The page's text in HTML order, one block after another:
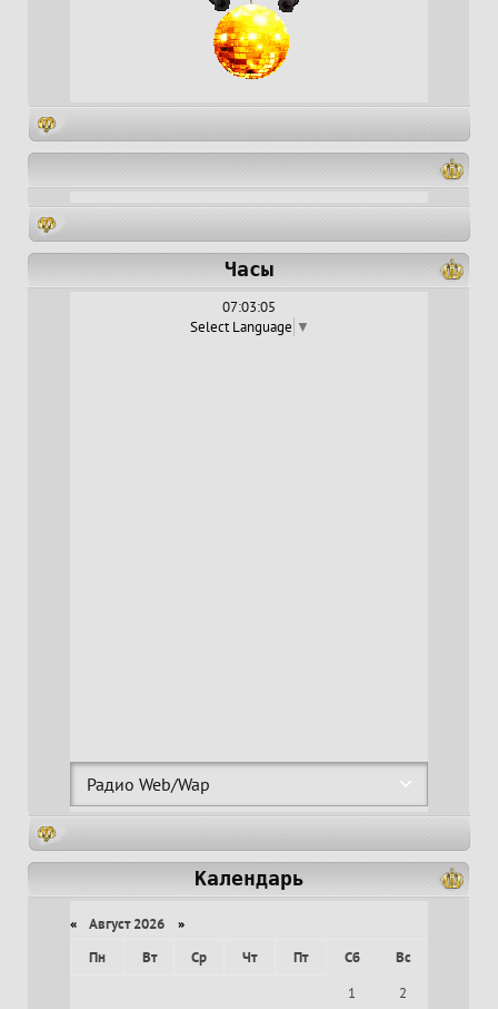
Часы
07:03:06
Select Language ▼
Календарь
« Август 2026 »
Пн
Вт Ср Чт Пт Сб
Вс
1
2